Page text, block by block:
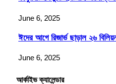
June 6, 2025
ঈদের আগে রিজার্ভ ছাড়াল ২৬
June 6, 2025
আর্কাইভ ক্যালেন্ডার